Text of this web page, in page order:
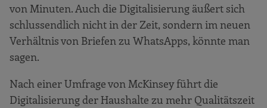
von Minuten. Auch die Digitalisierung äußert sich
schlussendlich nicht in der Zeit, sondern im neuen
Verhältnis von Briefen zu WhatsApps, könnte man
sagen.
Nach einer Umfrage von McKinsey führt die
Digitalisierung der Haushalte zu mehr Qualitätszeit